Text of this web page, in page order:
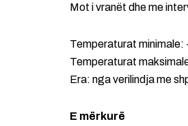
Mot i vranët dhe me
Temperaturat minimale:
Temperaturat
Era: nga verilindja me
E mërkurë